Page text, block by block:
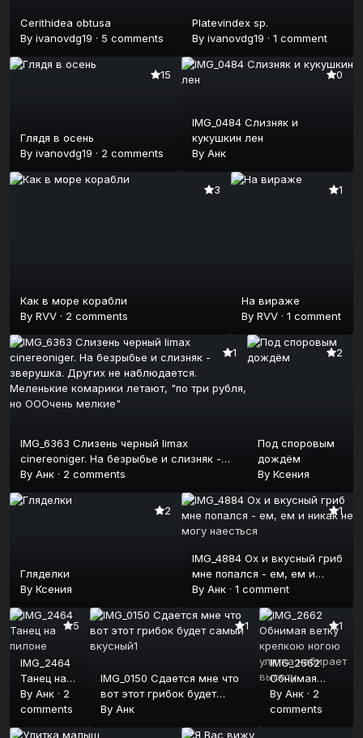
Cerithidea obtusa
By ivanovdg19 · 5 comments
Platevindex sp.
By ivanovdg19 · 1 comment
15
Глядя в осень
By ivanovdg19 · 2 comments
0
IMG_0484 Слизняк и
кукушкин лен
By Анк
3
Как в море корабли
By RVV · 2 comments
1
На вираже
ByRVV ·1 comment
1
IMG_6363 Слизень черный limax
cinereoniger. На безрыбье и слизняк -
зверушка. Других не наблюдается.
Меленькие комарики летают, "по три
рубля, но ОООчень мелкие"
By Анк · 2 comments
2
Под споровым
дождём
ByКсения
2
Гляделки
By Ксения
1
IMG_4884 Ох и вкусный гриб
мне попался - ем, ем и
никак не могу наесться
By Анк· 1 comment
5
IMG_2464
Танец на
пилоне
By Анк · 2
comments
1
IMG_0150 Сдается мне что
вот этот грибок будет
самый вкусный1
By Анк
1
IMG_2662
Обнимая
ветку
крепкою
By Анк· 2
comments